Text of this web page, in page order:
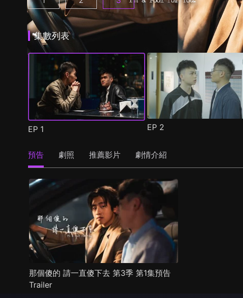
集數列表
EP 1 EP 2
預告 劇照 推薦影片 劇情介紹
那個傻的 請一直傻下去 第3季 第1集預告
Trailer